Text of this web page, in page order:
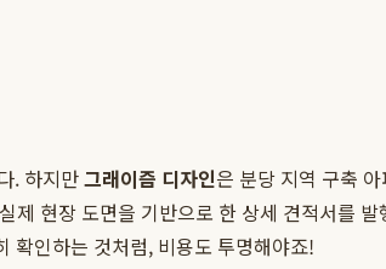
. 하지만그래이즘 디자인은 분당 지역 구축
현장 도면을 기반으로 한 상세 견적서를
확인하는 것처럼, 비용도 투명해야죠!